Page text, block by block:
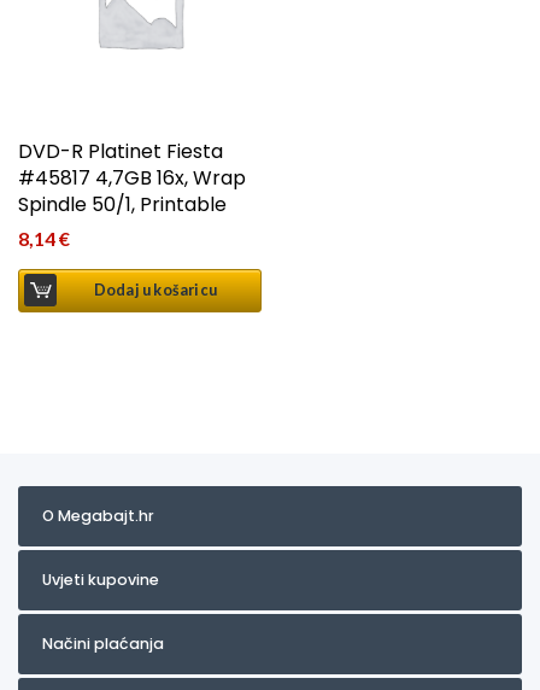
DVD-R Platinet Fiesta
#45817 4,7GB 16x, Wrap
Spindle 50/1, Printable
8,14€
Dodaj u košaricu
O Megabajt.hr
Uvjeti kupovine
Načini plaćanja